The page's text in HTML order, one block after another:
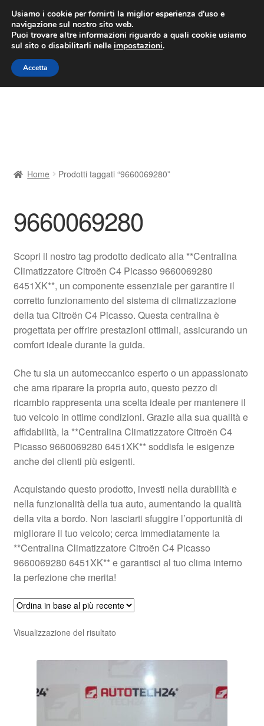
CONSEGNA da 7 EUR
Lun-Ven 9:00 - 16:00/800 580 290
Vai
alla
navigazione
Vai
al
contenuto
Contatto
Il mio account
Pagamenti
Politica sulla riservatezza
Procedura di Reclamo
Registratore di cassa
Rimostranza
Spedizione in tutto il mondo
Home Prodotti taggati “9660069280”
9660069280
Scopri il nostro tag prodotto dedicato alla **Centralina
Climatizzatore Citroën C4 Picasso 9660069280
6451XK**, un componente essenziale per garantire il
corretto funzionamento del sistema di climatizzazione
della tua Citroën C4 Picasso. Questa centralina è
progettata per offrire prestazioni ottimali, assicurando un
comfort ideale durante la guida.
Che tu sia un automeccanico esperto o un appassionato
che ama riparare la propria auto, questo pezzo di
ricambio rappresenta una scelta ideale per mantenere il
tuo veicolo in ottime condizioni. Grazie alla sua qualità e
affidabilità, la **Centralina Climatizzatore Citroën C4
Picasso 9660069280 6451XK** soddisfa le esigenze
anche dei clienti più esigenti.
Acquistando questo prodotto, investi nella durabilità e
nella funzionalità della tua auto, aumentando la qualità
della vita a bordo. Non lasciarti sfuggire l’opportunità di
migliorare il tuo veicolo; cerca immediatamente la
**Centralina Climatizzatore Citroën C4 Picasso
9660069280 6451XK** e garantisci al tuo clima interno
la perfezione che merita!
Visualizzazione del risultato
Usiamo i cookie per fornirti la miglior esperienza d'uso e
navigazione sul nostro sito web.
Puoi trovare altre informazioni riguardo a quali cookie usiamo
sul sito o disabilitarli nelle impostazioni.
Accetta